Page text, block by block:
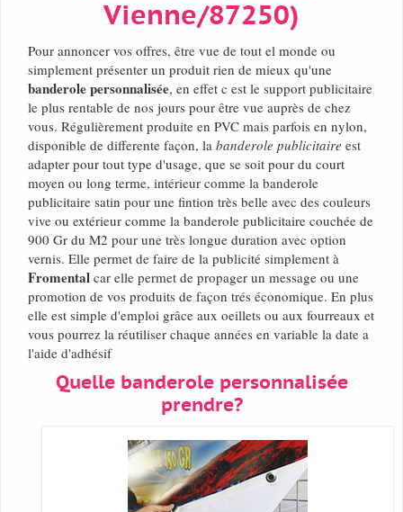
Vienne/87250)
Pour annoncer vos offres, être vue de tout el monde ou
simplement présenter un produit rien de mieux qu'une
banderole personnalisée, en effet c est le support publicitaire
le plus rentable de nos jours pour être vue auprès de chez
vous. Régulièrement produite en PVC mais parfois en nylon,
disponible de differente façon, la banderole publicitaire est
adapter pour tout type d'usage, que se soit pour du court
moyen ou long terme, intérieur comme la banderole
publicitaire satin pour une fintion très belle avec des couleurs
vive ou extérieur comme la banderole publicitaire couchée de
900 Gr du M2 pour une très longue duration avec option
vernis. Elle permet de faire de la publicité simplement à
Fromental car elle permet de propager un message ou une
promotion de vos produits de façon trés économique. En plus
elle est simple d'emploi grâce aux oeillets ou aux fourreaux et
vous pourrez la réutiliser chaque années en variable la date a
l'aide d'adhésif
Quelle banderole personnalisée
prendre?